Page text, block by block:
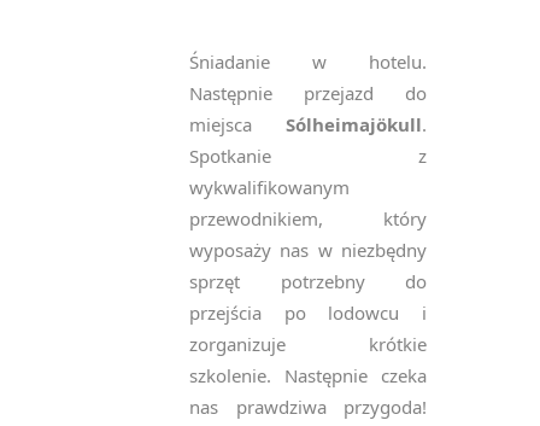
Śniadanie w hotelu.
Następnie przejazd do
miejsca Sólheimajökull.
Spotkanie z
wykwalifikowanym
przewodnikiem, który
wyposaży nas w niezbędny
sprzęt potrzebny do
przejścia po lodowcu i
zorganizuje krótkie
szkolenie. Następnie czeka
nas prawdziwa przygoda!